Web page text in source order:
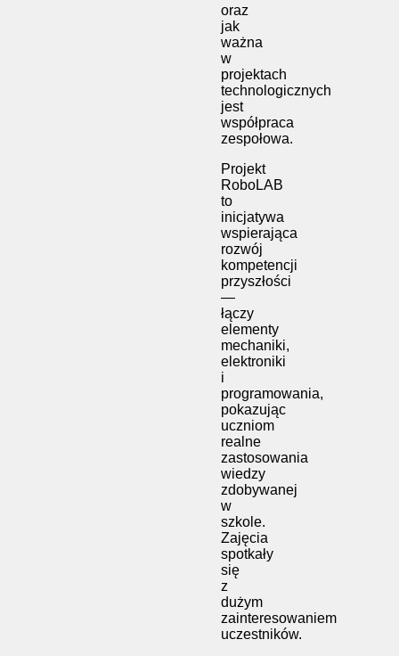
oraz
jak
ważna
w
projektach
technologicznych
jest
współpraca
zespołowa.
Projekt
RoboLAB
to
inicjatywa
wspierająca
rozwój
kompetencji
przyszłości
—
łączy
elementy
mechaniki,
elektroniki
i
programowania,
pokazując
uczniom
realne
zastosowania
wiedzy
zdobywanej
w
szkole.
Zajęcia
spotkały
się
z
dużym
zainteresowaniem
uczestników.